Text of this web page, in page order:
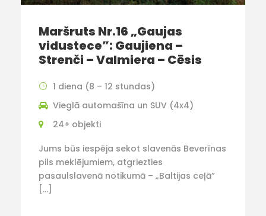
Maršruts Nr.16 „Gaujas
vidustece”: Gaujiena –
Strenči – Valmiera – Cēsis
1 diena (8 – 12 stundas)
Vieglā automašīna un SUV (4x4)
24+ objekti
Jums būs iespēja sekot slavenās Beverīnas
pils meklējumiem, atgriezties
pasaulslavenā notikumā – „Baltijas ceļā”
[…]